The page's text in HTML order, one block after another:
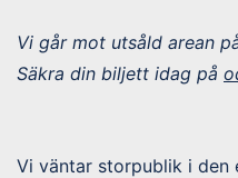
Vi går mot utsåld arean
Säkra din biljett idag på
Vi väntar storpublik i den